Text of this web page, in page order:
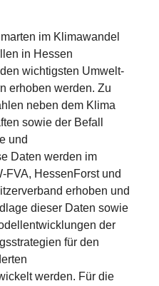
im Klimawandel
in Hessen
wichtigsten Umwelt-
erhoben werden. Zu
neben dem Klima
sowie der Befall
und
Daten werden im
FVA, HessenForst und
erhoben und
dieser Daten sowie
der
für den
werden. Für die